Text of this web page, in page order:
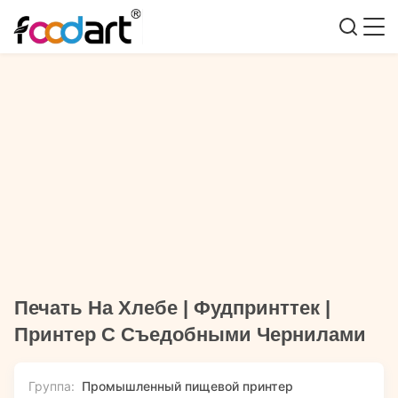
Печать На Хлебе | Фудпринттек |
Принтер С Съедобными Чернилами
Группа: Промышленный пищевой принтер